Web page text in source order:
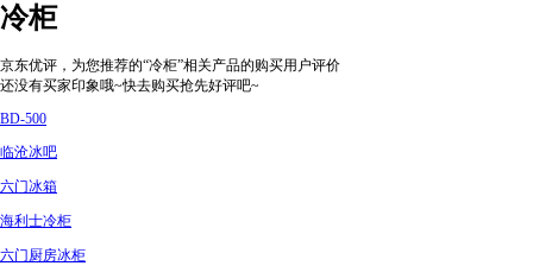
冷柜
京东优评，为您推荐的“冷柜”相关产品的购买用户评价
还没有买家印象哦~快去购买抢先好评吧~
BD-500
临沧冰吧
六门冰箱
海利士冷柜
六门厨房冰柜